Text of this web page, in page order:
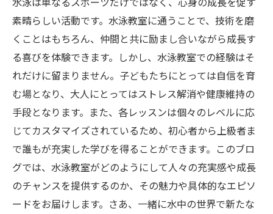
素晴らしい活動です。水泳教室に通うことで、技術を磨
くことはもちろん、仲間と共に励まし合いながら成長す
る喜びを体験できます。しかし、水泳教室での経験はそ
れだけに留まりません。子どもたちにとっては自信を育
む場となり、大人にとってはストレス解消や健康維持の
手段となります。また、各レッスンは個々のレベルに応
じてカスタマイズされているため、初心者から上級者ま
で誰もが充実した学びを得ることができます。このブロ
グでは、水泳教室がどのようにして人々の充実感や成長
のチャンスを提供するのか、その魅力や具体的なエピソ
ードをお届けします。さあ、一緒に水中の世界で新たな